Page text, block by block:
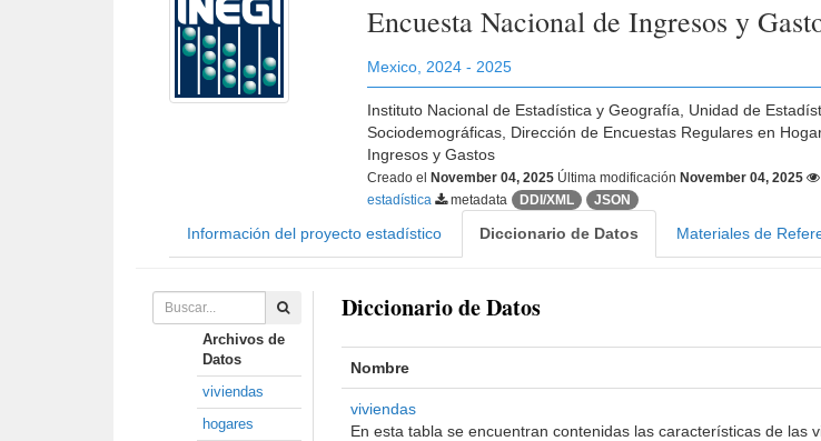
Encuesta Nacional de Ingresos y
Mexico 2024 - 2025
Instituto Nacional de Estadística y Geografía, Unidad de
Sociodemográficas, Dirección de Encuestas Regulares en
Ingresos y Gastos
Creado el November 04, 2025 Última modificación November 04, 2025
estadística
metadata DDI/XML JSON
Información del proyecto estadístico Diccionario de Datos Materiales de
Archivos de
Datos
viviendas
hogares
Diccionario de Datos
Nombre
viviendas
En esta tabla se encuentran contenidas las características de las